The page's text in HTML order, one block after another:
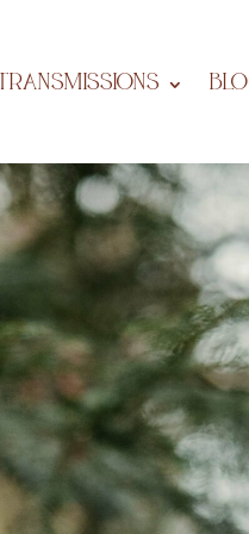
Transmissions